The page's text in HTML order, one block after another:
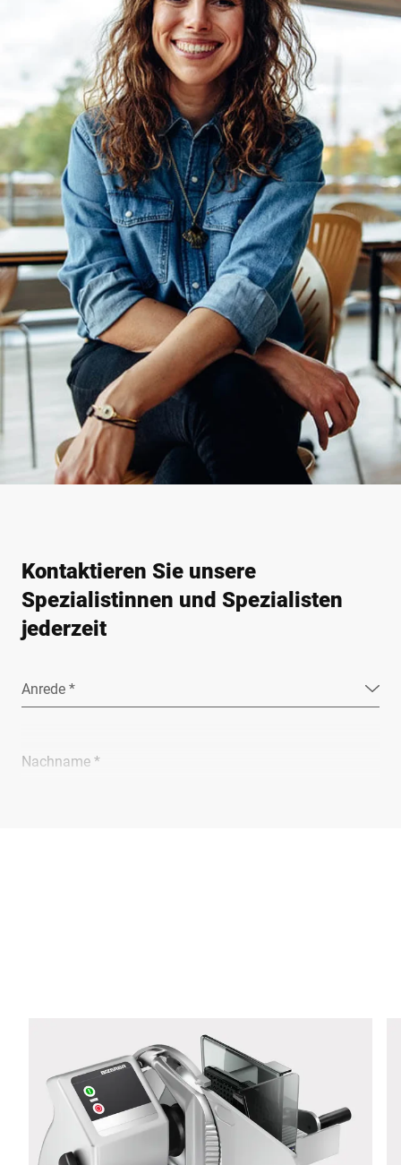
Kontaktieren Sie unsere
Spezialistinnen und Spezialisten
jederzeit
Anrede *
Nachname *
PLZ *